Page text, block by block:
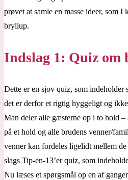
prøvet at samle en masse ideer, som I
bryllup.
Indslag 1: Quiz om
Dette er en sjov quiz, som indeholder
det er derfor et rigtig hyggeligt og
Man deler alle gæsterne op i to hold
på et hold og alle brudens venner/
venner kan fordeles ligelidt mellem
slags Tip-en-13’er quiz, som
Nu læses et spørgsmål op en af